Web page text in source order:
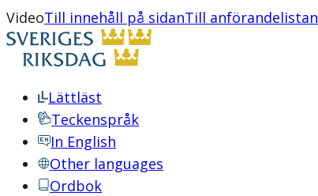
VideoTill innehåll på sidanTill anförandelistan
Lättläst
Teckenspråk
In English
Other languages
Ordbok